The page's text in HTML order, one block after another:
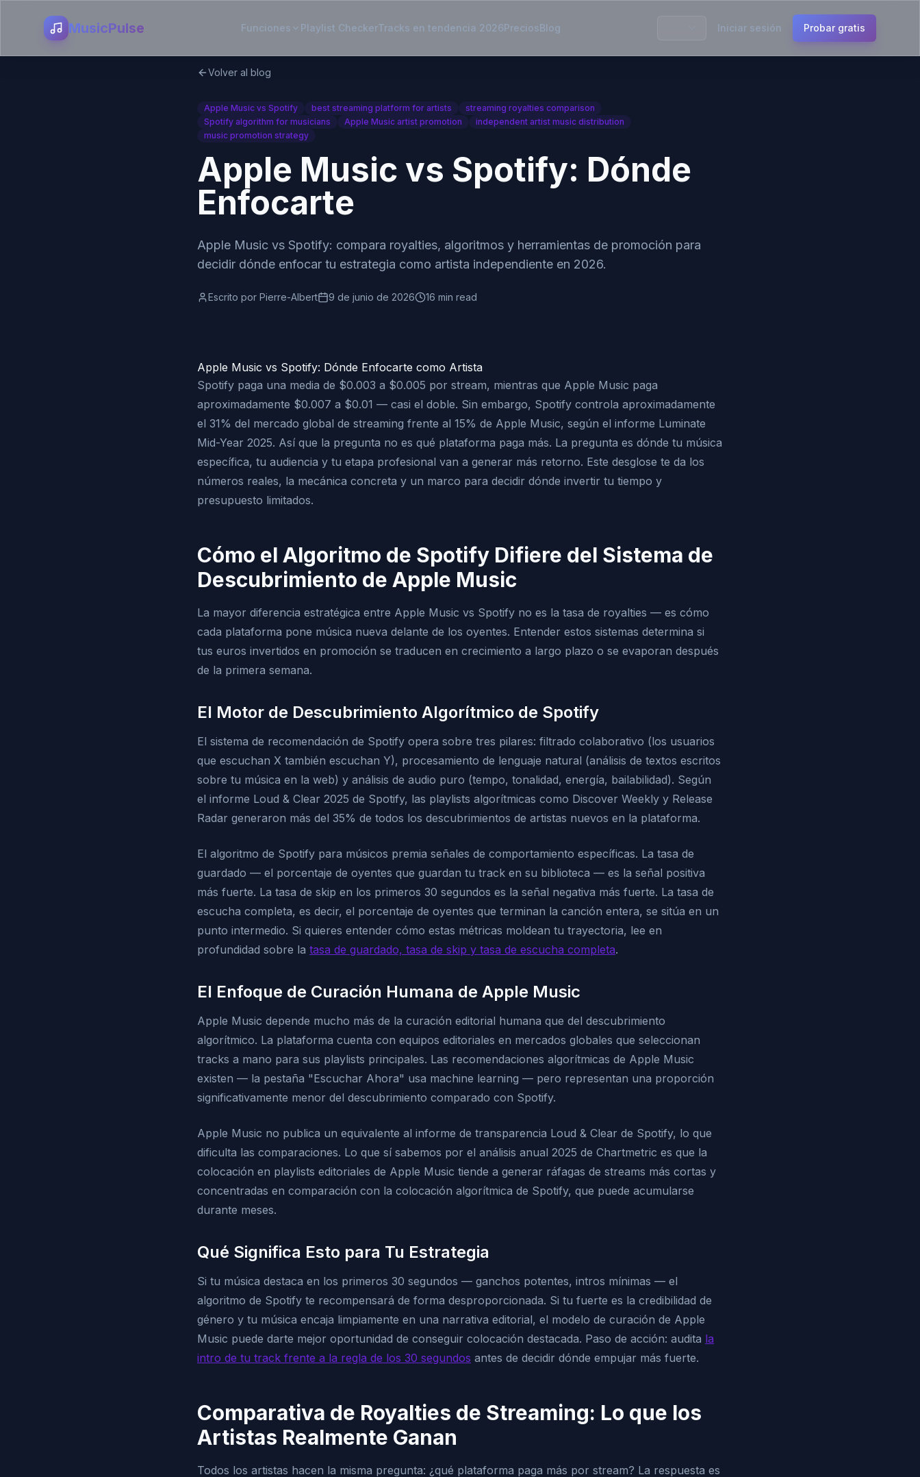
MusicPulse Funciones Playlist CheckerTracks en tendencia 2026PreciosBlog Iniciar sesión Probar gratis
Volver al blog
Apple Music vs Spotify best streaming platform for artists
streaming royalties comparison
Spotify algorithm for musicians
Apple Music artist promotion
independent artist music distribution
music promotion strategy
Apple Music vs Spotify: Dónde
Enfocarte
Apple Music vs Spotify: compara royalties, algoritmos y herramientas de promoción para
decidir dónde enfocar tu estrategia como artista independiente en 2026.
Escrito por Pierre-Albert 9 de junio de 2026 16 min read
Apple Music vs Spotify: Dónde Enfocarte como Artista
Spotify paga una media de $0.003 a $0.005 por stream, mientras que Apple Music paga
aproximadamente $0.007 a $0.01 — casi el doble. Sin embargo, Spotify controla aproximadamente
el 31% del mercado global de streaming frente al 15% de Apple Music, según el informe Luminate
Mid-Year 2025. Así que la pregunta no es qué plataforma paga más. La pregunta es dónde tu música
específica, tu audiencia y tu etapa profesional van a generar más retorno. Este desglose te da los
números reales, la mecánica concreta y un marco para decidir dónde invertir tu tiempo y
presupuesto limitados.
Cómo el Algoritmo de Spotify Difiere del Sistema de
Descubrimiento de Apple Music
La mayor diferencia estratégica entre Apple Music vs Spotify no es la tasa de royalties — es cómo
cada plataforma pone música nueva delante de los oyentes. Entender estos sistemas determina si
tus euros invertidos en promoción se traducen en crecimiento a largo plazo o se evaporan después
de la primera semana.
El Motor de Descubrimiento Algorítmico de Spotify
El sistema de recomendación de Spotify opera sobre tres pilares: filtrado colaborativo (los usuarios
que escuchan X también escuchan Y), procesamiento de lenguaje natural (análisis de textos escritos
sobre tu música en la web) y análisis de audio puro (tempo, tonalidad, energía, bailabilidad). Según
el informe Loud & Clear 2025 de Spotify, las playlists algorítmicas como Discover Weekly y Release
Radar generaron más del 35% de todos los descubrimientos de artistas nuevos en la plataforma.
El algoritmo de Spotify para músicos premia señales de comportamiento específicas. La tasa de
guardado — el porcentaje de oyentes que guardan tu track en su biblioteca — es la señal positiva
más fuerte. La tasa de skip en los primeros 30 segundos es la señal negativa más fuerte. La tasa de
escucha completa, es decir, el porcentaje de oyentes que terminan la canción entera, se sitúa en un
punto intermedio. Si quieres entender cómo estas métricas moldean tu trayectoria, lee en
profundidad sobre la tasa de guardado, tasa de skip y tasa de escucha completa.
El Enfoque de Curación Humana de Apple Music
Apple Music depende mucho más de la curación editorial humana que del descubrimiento
algorítmico. La plataforma cuenta con equipos editoriales en mercados globales que seleccionan
tracks a mano para sus playlists principales. Las recomendaciones algorítmicas de Apple Music
existen — la pestaña "Escuchar Ahora" usa machine learning — pero representan una proporción
significativamente menor del descubrimiento comparado con Spotify.
Apple Music no publica un equivalente al informe de transparencia Loud & Clear de Spotify, lo que
dificulta las comparaciones. Lo que sí sabemos por el análisis anual 2025 de Chartmetric es que la
colocación en playlists editoriales de Apple Music tiende a generar ráfagas de streams más cortas y
concentradas en comparación con la colocación algorítmica de Spotify, que puede acumularse
durante meses.
Qué Significa Esto para Tu Estrategia
Si tu música destaca en los primeros 30 segundos — ganchos potentes, intros mínimas — el
algoritmo de Spotify te recompensará de forma desproporcionada. Si tu fuerte es la credibilidad de
género y tu música encaja limpiamente en una narrativa editorial, el modelo de curación de Apple
Music puede darte mejor oportunidad de conseguir colocación destacada. Paso de acción: audita la
intro de tu track frente a la regla de los 30 segundos antes de decidir dónde empujar más fuerte.
Comparativa de Royalties de Streaming: Lo que los
Artistas Realmente Ganan
Todos los artistas hacen la misma pregunta: ¿qué plataforma paga más por stream? La respuesta es